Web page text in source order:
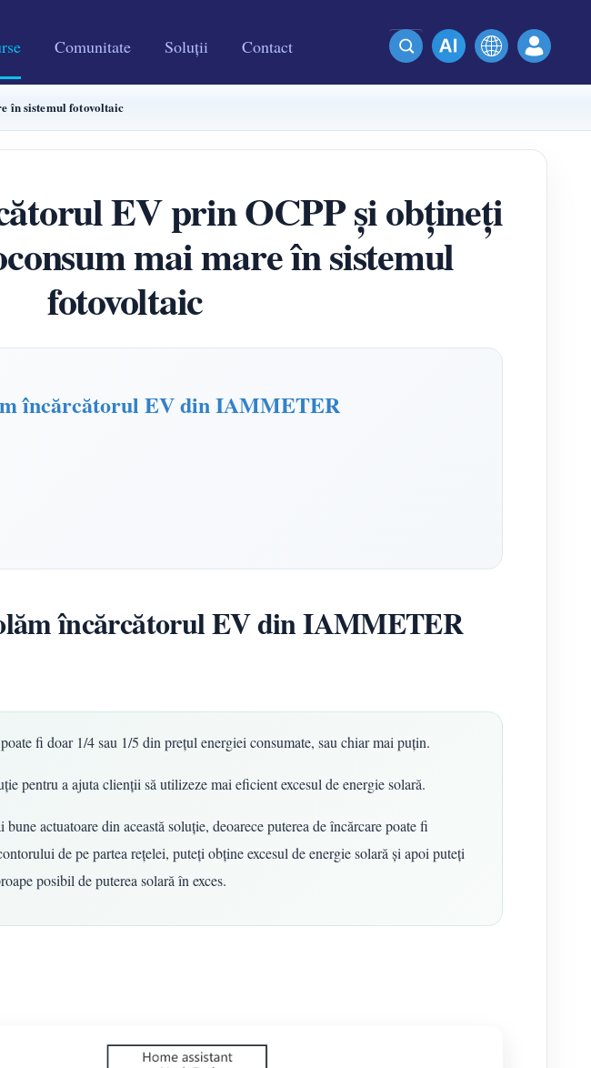
Comunitate Soluții Contact
în sistemul fotovoltaic
EV prin OCPP și obțineți
mai mare în sistemul
fotovoltaic
încărcătorul EV din IAMMETER
încărcătorul EV din IAMMETER
fi doar 1/4 sau 1/5 din prețul energiei consumate, sau chiar mai puțin.
pentru a ajuta clienții să utilizeze mai eficient excesul de energie solară.
actuatoare din această soluție, deoarece puterea de încărcare poate fi
de pe partea rețelei, puteți obține excesul de energie solară și apoi puteți
posibil de puterea solară în exces.